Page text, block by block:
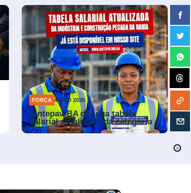
FORÇA 4 AGO 2026
Sintepav-BA divulga tabela
salarial atualizada da categoria